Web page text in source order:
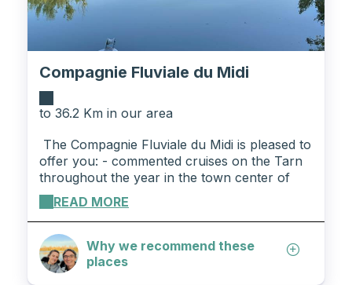
Compagnie Fluviale du Midi
to 36.2 Km in our area
The Compagnie Fluviale du Midi is pleased to
offer you: - commented cruises on the Tarn
throughout the year in the town center of
Montauban aboard our solar boats - unusual
accommodation aboard the Gaïa Hotel Barge
moored at the Montauban Canal Port -
private cruises aboard the Gaïa Hôtel Barge
from half a day to a week on the Canal de
Garonne We operate every day during
READ MORE
Why we recommend these
places